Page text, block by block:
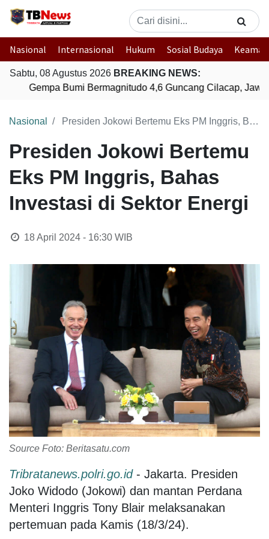
Nasional Internasional Hukum Sosial Budaya
Sabtu, 08 Agustus 2026 BREAKING NEWS:
Gempa Bumi Bermagnitudo 4,6 Guncang Cilacap, Jawa
Nasional Presiden Jokowi Bertemu Eks PM Inggris, Bahas Investasi di Sektor Energi
Presiden Jokowi Bertemu
Eks PM Inggris, Bahas
Investasi di Sektor Energi
18 April 2024 - 16:30WIB
Source Foto: Beritasatu.com
Tribratanews.polri.go.id- Jakarta. Presiden
Joko Widodo (Jokowi) dan mantan Perdana
Menteri Inggris Tony Blair melaksanakan
pertemuan pada Kamis (18/3/24).